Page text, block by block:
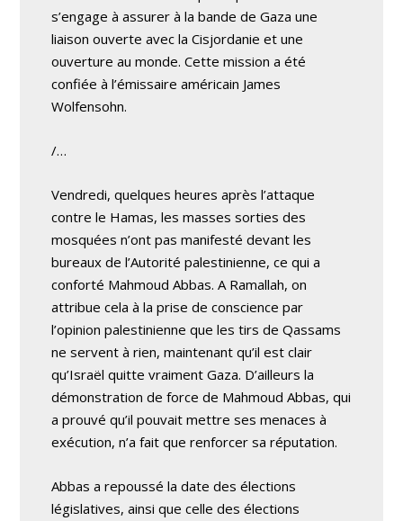
s’engage à assurer à la bande de Gaza une
liaison ouverte avec la Cisjordanie et une
ouverture au monde. Cette mission a été
confiée à l’émissaire américain James
Wolfensohn.
/…
Vendredi, quelques heures après l’attaque
contre le Hamas, les masses sorties des
mosquées n’ont pas manifesté devant les
bureaux de l’Autorité palestinienne, ce qui a
conforté Mahmoud Abbas. A Ramallah, on
attribue cela à la prise de conscience par
l’opinion palestinienne que les tirs de Qassams
ne servent à rien, maintenant qu’il est clair
qu’Israël quitte vraiment Gaza. D’ailleurs la
démonstration de force de Mahmoud Abbas, qui
a prouvé qu’il pouvait mettre ses menaces à
exécution, n’a fait que renforcer sa réputation.
Abbas a repoussé la date des élections
législatives, ainsi que celle des élections